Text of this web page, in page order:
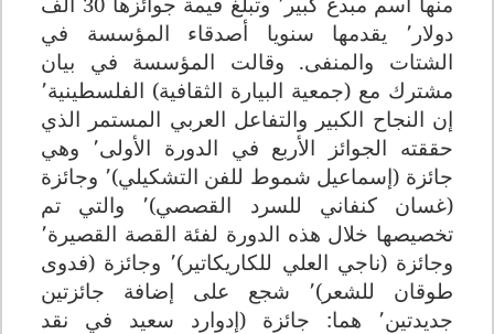
دولار٬ يقدمها سنويا أصدقاء المؤسسة في
الشتات والمنفى. وقالت المؤسسة في بيان
مشترك مع (جمعية البيارة الثقافية) الفلسطينية٬
إن النجاح الكبير والتفاعل العربي المستمر الذي
حققته الجوائز الأربع في الدورة الأولى٬ وهي
جائزة (إسماعيل شموط للفن التشكيلي)٬ وجائزة
(غسان كنفاني للسرد القصصي)٬ والتي تم
تخصيصها خلال هذه الدورة لفئة القصة القصيرة٬
وجائزة (ناجي العلي للكاريكاتير)٬ وجائزة (فدوى
طوقان للشعر)٬ شجع على إضافة جائزتين
جديدتين٬ هما: جائزة (إدوارد سعيد في نقد